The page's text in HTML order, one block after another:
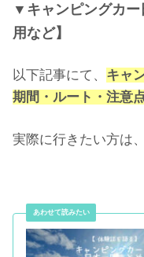
▼キャンピングカー
用など】
以下記事にて、 キャ
期間・ルート・注意
実際に行きたい方は